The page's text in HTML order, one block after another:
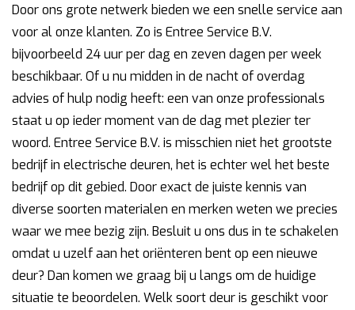
Door ons grote netwerk bieden we een snelle service aan
voor al onze klanten. Zo is Entree Service B.V.
bijvoorbeeld 24 uur per dag en zeven dagen per week
beschikbaar. Of u nu midden in de nacht of overdag
advies of hulp nodig heeft: een van onze professionals
staat u op ieder moment van de dag met plezier ter
woord. Entree Service B.V. is misschien niet het grootste
bedrijf in electrische deuren, het is echter wel het beste
bedrijf op dit gebied. Door exact de juiste kennis van
diverse soorten materialen en merken weten we precies
waar we mee bezig zijn. Besluit u ons dus in te schakelen
omdat u uzelf aan het oriënteren bent op een nieuwe
deur? Dan komen we graag bij u langs om de huidige
situatie te beoordelen. Welk soort deur is geschikt voor